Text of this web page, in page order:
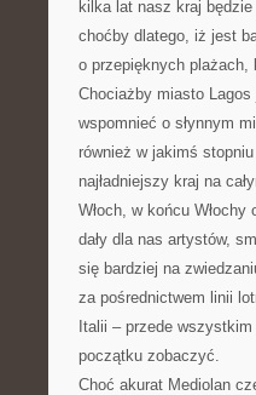
kilka lat nasz kraj
choćby dlatego, iż jest
o przepięknych plażach,
Chociażby miasto
wspomnieć o słynnym
również w jakimś
najładniejszy kraj na
Włoch, w końcu
dały dla nas artystów,
się bardziej na
za pośrednictwem linii
Italii – przede
początku zobaczyć.
Choć akurat Mediolan